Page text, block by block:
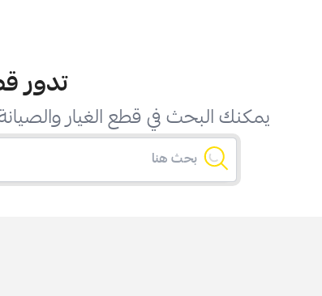
تدور
يمكنك البحث في قطع الغيار